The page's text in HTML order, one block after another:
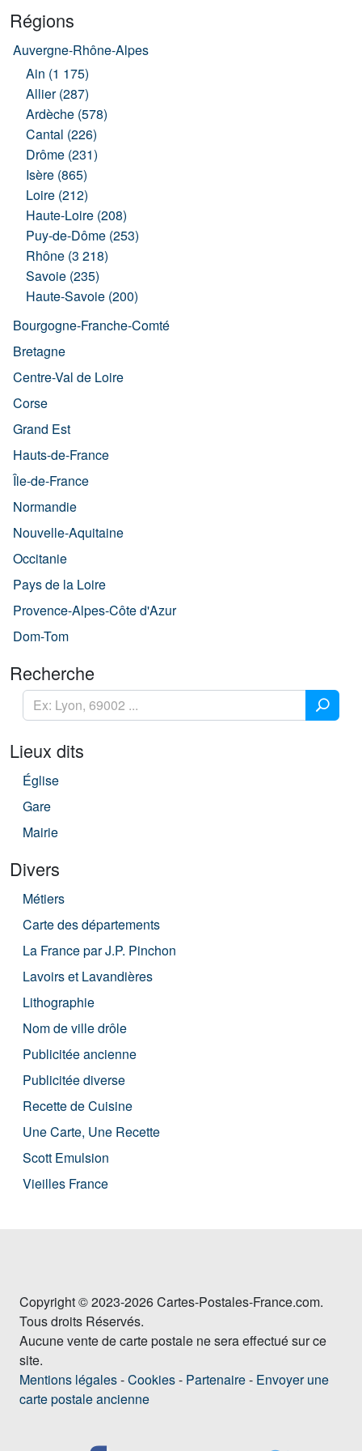
Régions
Auvergne-Rhône-Alpes
Ain (1 175)
Allier (287)
Ardèche (578)
Cantal (226)
Drôme (231)
Isère (865)
Loire (212)
Haute-Loire (208)
Puy-de-Dôme (253)
Rhône (3 218)
Savoie (235)
Haute-Savoie (200)
Bourgogne-Franche-Comté
Bretagne
Centre-Val de Loire
Corse
Grand Est
Hauts-de-France
Île-de-France
Normandie
Nouvelle-Aquitaine
Occitanie
Pays de la Loire
Provence-Alpes-Côte d'Azur
Dom-Tom
Recherche
Lieux dits
Église
Gare
Mairie
Divers
Métiers
Carte des départements
La France par J.P. Pinchon
Lavoirs et Lavandières
Lithographie
Nom de ville drôle
Publicitée ancienne
Publicitée diverse
Recette de Cuisine
Une Carte, Une Recette
Scott Emulsion
Vieilles France
Copyright © 2023-2026 Cartes-Postales-France.com.
Tous droits Réservés.
Aucune vente de carte postale ne sera effectué sur ce
site.
Mentions légales-Cookies- Partenaire- Envoyer une
carte postale ancienne